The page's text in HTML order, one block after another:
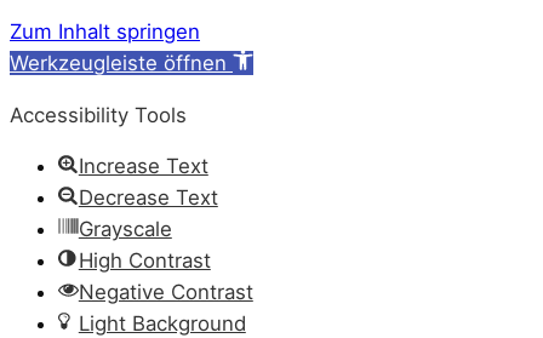
Zum Inhalt springen
Werkzeugleiste öffnen
Accessibility Tools
Increase Text
Decrease Text
Grayscale
High Contrast
Negative Contrast
Light Background